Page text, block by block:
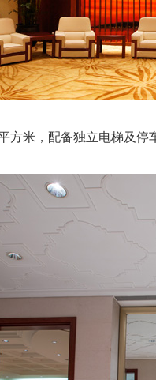
方米，配备独立电梯及停